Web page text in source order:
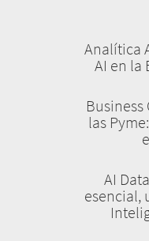
Analítica
AI en la
Business
las
AI
esencial,